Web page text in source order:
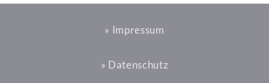
» Impressum
» Datenschutz